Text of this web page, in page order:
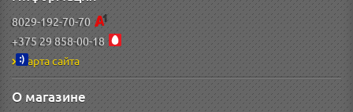
8029-192-70-70
+375 29 858-00-18
Карта сайта
О магазине